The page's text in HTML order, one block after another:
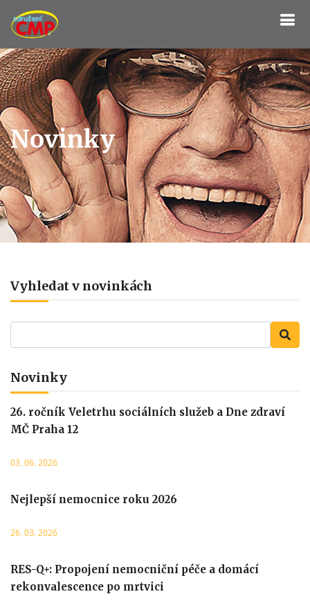
Novinky
Vyhledat v novinkách
Novinky
26. ročník Veletrhu sociálních služeb a Dne zdraví
MČ Praha 12
03. 06. 2026
Nejlepší nemocnice roku 2026
26. 03. 2026
RES-Q+: Propojení nemocniční péče a domácí
rekonvalescence po mrtvici